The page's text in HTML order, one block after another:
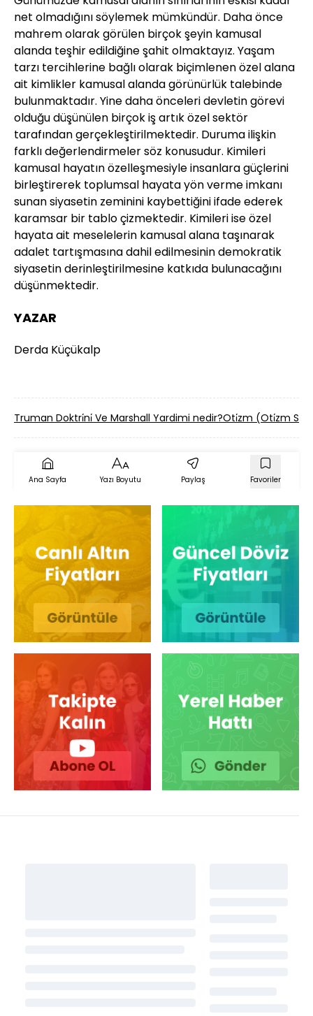
net olmadığını söylemek mümkündür. Daha önce
mahrem olarak görülen birçok şeyin kamusal
alanda teşhir edildiğine şahit olmaktayız. Yaşam
tarzı tercihlerine bağlı olarak biçimlenen özel alana
ait kimlikler kamusal alanda görünürlük talebinde
bulunmaktadır. Yine daha önceleri devletin görevi
olduğu düşünülen birçok iş artık özel sektör
tarafından gerçekleştirilmektedir. Duruma ilişkin
farklı değerlendirmeler söz konusudur. Kimileri
kamusal hayatın özelleşmesiyle insanlara güçlerini
birleştirerek toplumsal hayata yön verme imkanı
sunan siyasetin zeminini kaybettiğini ifade ederek
karamsar bir tablo çizmektedir. Kimileri ise özel
hayata ait meselelerin kamusal alana taşınarak
adalet tartışmasına dahil edilmesinin demokratik
siyasetin derinleştirilmesine katkıda bulunacağını
düşünmektedir.
YAZAR
Derda Küçükalp
Truman Doktri̇ni̇ Ve Marshall Yardimi nedir?Oti̇zm (Oti̇zm
Ana Sayfa Yazı Boyutu Paylaş Favoriler